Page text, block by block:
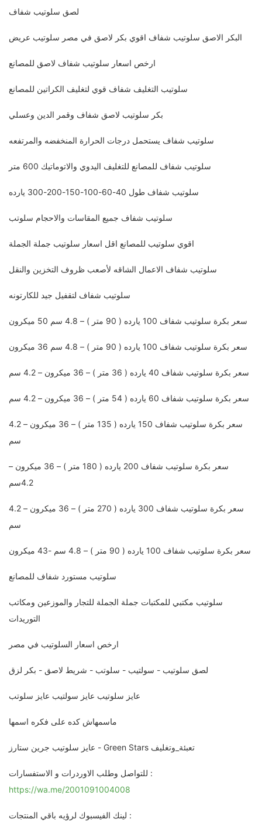
لصق سلوتيب شفاف
البكر الاصق سلوتيب شفاف اقوي بكر لاصق في مصر سلوتيب عريض
ارخص اسعار سلوتيب شفاف لاصق للمصانع
سلوتيب التغليف شفاف قوي لتغليف الكراتين للمصانع
بكر سلوتيب لاصق شفاف وقمر الدين وعسلي
سلوتيب شفاف يستحمل درجات الحرارة المنخفضه والمرتفعه
سلوتيب شفاف للمصانع للتغليف اليدوي والاتوماتيك 600 متر
سلوتيب شفاف طول 40-60-100-150-200-300 يارده
سلوتيب شفاف جميع المقاسات والاحجام سلوتب
اقوي سلوتيب للمصانع اقل اسعار سلوتيب جملة الجملة
سلوتيب شفاف الاعمال الشاقه لأصعب ظروف التخزين والنقل
سلوتيب شفاف لتقفيل جيد للكارتونه
سعر بكرة سلوتيب شفاف 100 يارده ( 90 متر ) – 4.8 سم 50 ميكرون
سعر بكرة سلوتيب شفاف 100 يارده ( 90 متر ) – 4.8 سم 36 ميكرون
سعر بكرة سلوتيب شفاف 40 يارده ( 36 متر ) – 36 ميكرون – 4.2 سم
سعر بكرة سلوتيب شفاف 60 يارده ( 54 متر ) – 36 ميكرون – 4.2 سم
سعر بكرة سلوتيب شفاف 150 يارده ( 135 متر ) – 36 ميكرون – 4.2
سم
سعر بكرة سلوتيب شفاف 200 يارده ( 180 متر ) – 36 ميكرون –
4.2سم
سعر بكرة سلوتيب شفاف 300 يارده ( 270 متر ) – 36 ميكرون – 4.2
سم
سعر بكرة سلوتيب شفاف 100 يارده ( 90 متر ) – 4.8 سم -43 ميكرون
سلوتيب مستورد شفاف للمصانع
سلوتيب مكتبي للمكتبات جملة الجملة للتجار والموزعين ومكاتب
التوريدات
ارخص اسعار السلوتيب في مصر
لصق سلوتيب - سولتيب - سلوتب - شريط لاصق - بكر لزق
عايز سلوتيب عايز سولتيب عايز سلوتب
ماسمهاش كده على فكره اسمها
عايز سلوتيب جرين ستارز - Green Stars تعبئة_وتغليف
للتواصل وطلب الاوردرات و الاستفسارات :
https://wa.me/2001091004008
لينك الفيسبوك لرؤيه باقي المنتجات :